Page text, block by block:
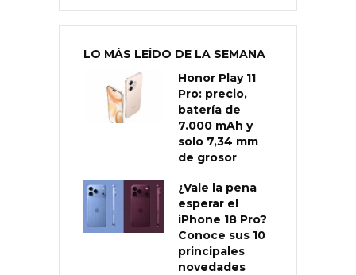
LO MÁS LEÍDO DE LA SEMANA
Honor Play 11
Pro: precio,
batería de
7.000 mAh y
solo 7,34 mm
de grosor
¿Vale la pena
esperar el
iPhone 18 Pro?
Conoce sus 10
principales
novedades